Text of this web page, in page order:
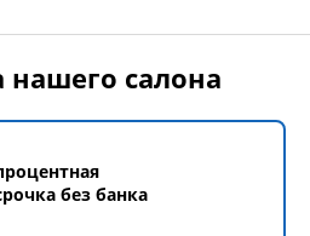
салона
без банка